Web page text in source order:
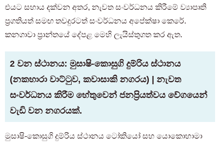
එයට සහාය දක්වන අතර, නැවත සංවර්ධනය කිරීමේ ව්‍යාපෘති
ප්‍රගතියත් සමඟ තවදුරටත් සංවර්ධනය අපේක්ෂා කෙරේ.
කනගාවා ප්‍රාන්තයේ දේපළ මෙහි ලැයිස්තුගත කර ඇත.
2 වන ස්ථානය: මුසාෂි-කොසුගි දුම්රිය ස්ථානය
(නකහාරා වාට්ටුව, කවාසාකි නගරය) | නැවත
සංවර්ධනය කිරීම හේතුවෙන් ජනප්‍රියත්වය වේගයෙන්
වැඩි වන නගරයක්.
මුසාෂි-කොසුගි දුම්රිය ස්ථානය ටෝකියෝ සහ යොකොහාමා